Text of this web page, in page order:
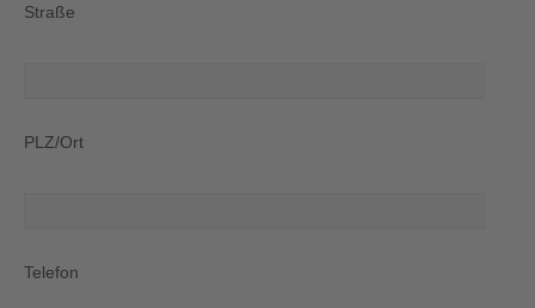
Straße
PLZ/Ort
Telefon